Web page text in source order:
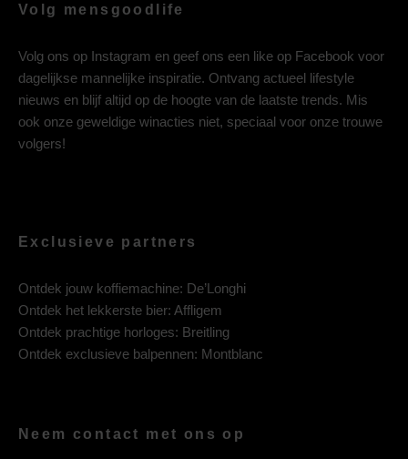
Volg mensgoodlife
Volg ons op Instagram en geef ons een like op Facebook voor
dagelijkse mannelijke inspiratie. Ontvang actueel lifestyle
nieuws en blijf altijd op de hoogte van de laatste trends. Mis
ook onze geweldige winacties niet, speciaal voor onze trouwe
volgers!
Exclusieve partners
Ontdek jouw koffiemachine: De’Longhi
Ontdek het lekkerste bier: Affligem
Ontdek prachtige horloges: Breitling
Ontdek exclusieve balpennen: Montblanc
Neem contact met ons op